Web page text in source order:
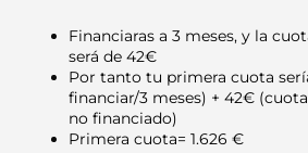
Financiaras a 3 meses, y la
será de 42€
Por tanto tu primera cuota
financiar/3 meses) + 42€
no financiado)
Primera cuota= 1.626 €